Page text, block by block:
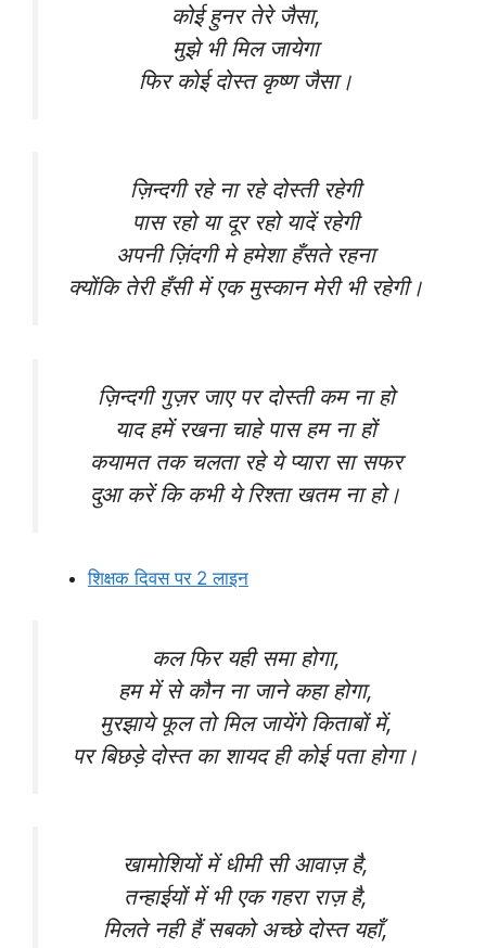
कोई हुनर तेरे जैसा,
मुझे भी मिल जायेगा
फिर कोई दोस्त कृष्ण जैसा।
ज़िन्दगी रहे ना रहे दोस्ती रहेगी
पास रहो या दूर रहो यादें रहेगी
अपनी ज़िंदगी मे हमेशा हँसते रहना
क्योंकि तेरी हँसी में एक मुस्कान मेरी भी रहेगी।
ज़िन्दगी गुज़र जाए पर दोस्ती कम ना हो
याद हमें रखना चाहे पास हम ना हों
कयामत तक चलता रहे ये प्यारा सा सफर
दुआ करें कि कभी ये रिश्ता खतम ना हो।
शिक्षक दिवस पर 2 लाइन
कल फिर यही समा होगा,
हम में से कौन ना जाने कहा होगा,
मुरझाये फूल तो मिल जायेंगे किताबों में,
पर बिछड़े दोस्त का शायद ही कोई पता होगा।
खामोशियों में धीमी सी आवाज़ है,
तन्हाईयों में भी एक गहरा राज़ है,
मिलते नही हैं सबको अच्छे दोस्त यहाँ,